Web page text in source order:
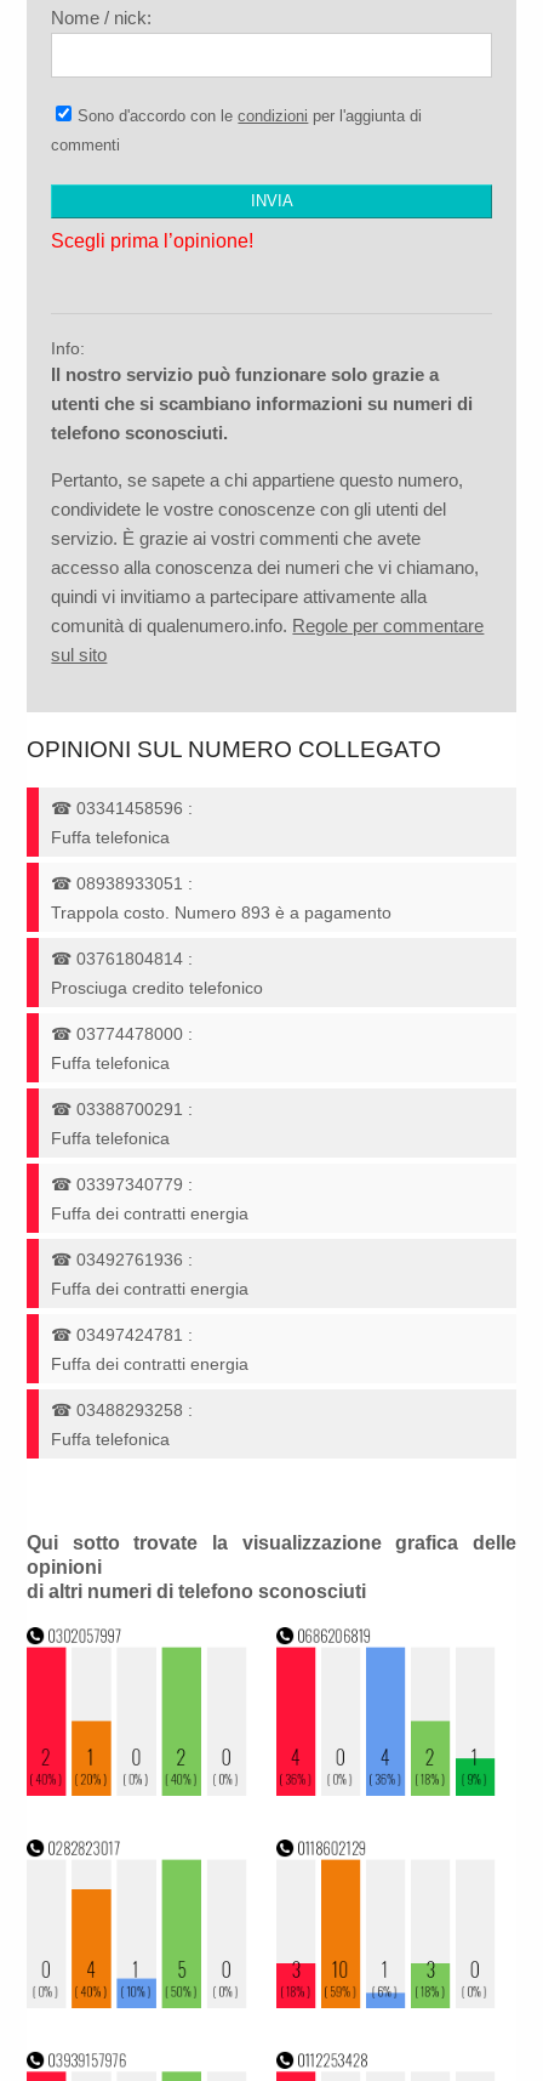
Nome / nick:
Sono d'accordo con lecondizioni per l'aggiunta di
commenti
Scegli prima l’opinione!
Info:
Il nostro servizio può funzionare solo grazie a
utenti che si scambiano informazioni su numeri di
telefono sconosciuti.
Pertanto, se sapete a chi appartiene questo numero,
condividete le vostre conoscenze con gli utenti del
servizio. È grazie ai vostri commenti che avete
accesso alla conoscenza dei numeri che vi chiamano,
quindi vi invitiamo a partecipare attivamente alla
comunità di qualenumero.info. Regole per commentare
sul sito
OPINIONI SUL NUMERO COLLEGATO
☎03341458596 :
Fuffa telefonica
☎08938933051 :
Trappola costo. Numero 893 è a pagamento
☎03761804814 :
Prosciuga credito telefonico
☎03774478000 :
Fuffa telefonica
☎03388700291 :
Fuffa telefonica
☎03397340779 :
Fuffa dei contratti energia
☎03492761936 :
Fuffa dei contratti energia
☎03497424781 :
Fuffa dei contratti energia
☎03488293258 :
Fuffa telefonica
Qui sotto trovate la visualizzazione grafica delle
opinioni
di altri numeri di telefono sconosciuti